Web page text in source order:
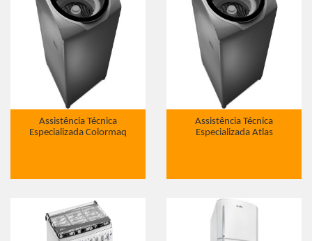
Assistência Técnica
Especializada Colormaq
Assistência Técnica
Especializada Atlas